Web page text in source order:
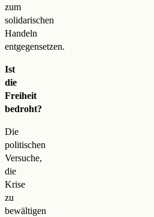
zum
solidarischen
Handeln
entgegensetzen.
Ist
die
Freiheit
bedroht?
Die
politischen
Versuche,
die
Krise
zu
bewältigen